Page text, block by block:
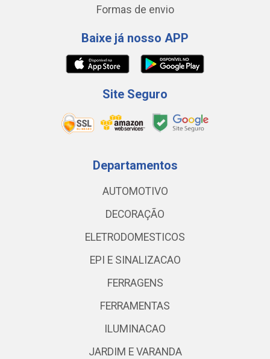
Formas de envio
Baixe já nosso APP
Site Seguro
Departamentos
AUTOMOTIVO
DECORAÇÃO
ELETRODOMESTICOS
EPI E SINALIZACAO
FERRAGENS
FERRAMENTAS
ILUMINACAO
JARDIM E VARANDA